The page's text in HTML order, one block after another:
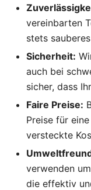
vereinbarten
stets
Sicherheit:
auch bei
sicher, dass
Faire Preise:
Preise für
versteckte
verwenden
die effektiv